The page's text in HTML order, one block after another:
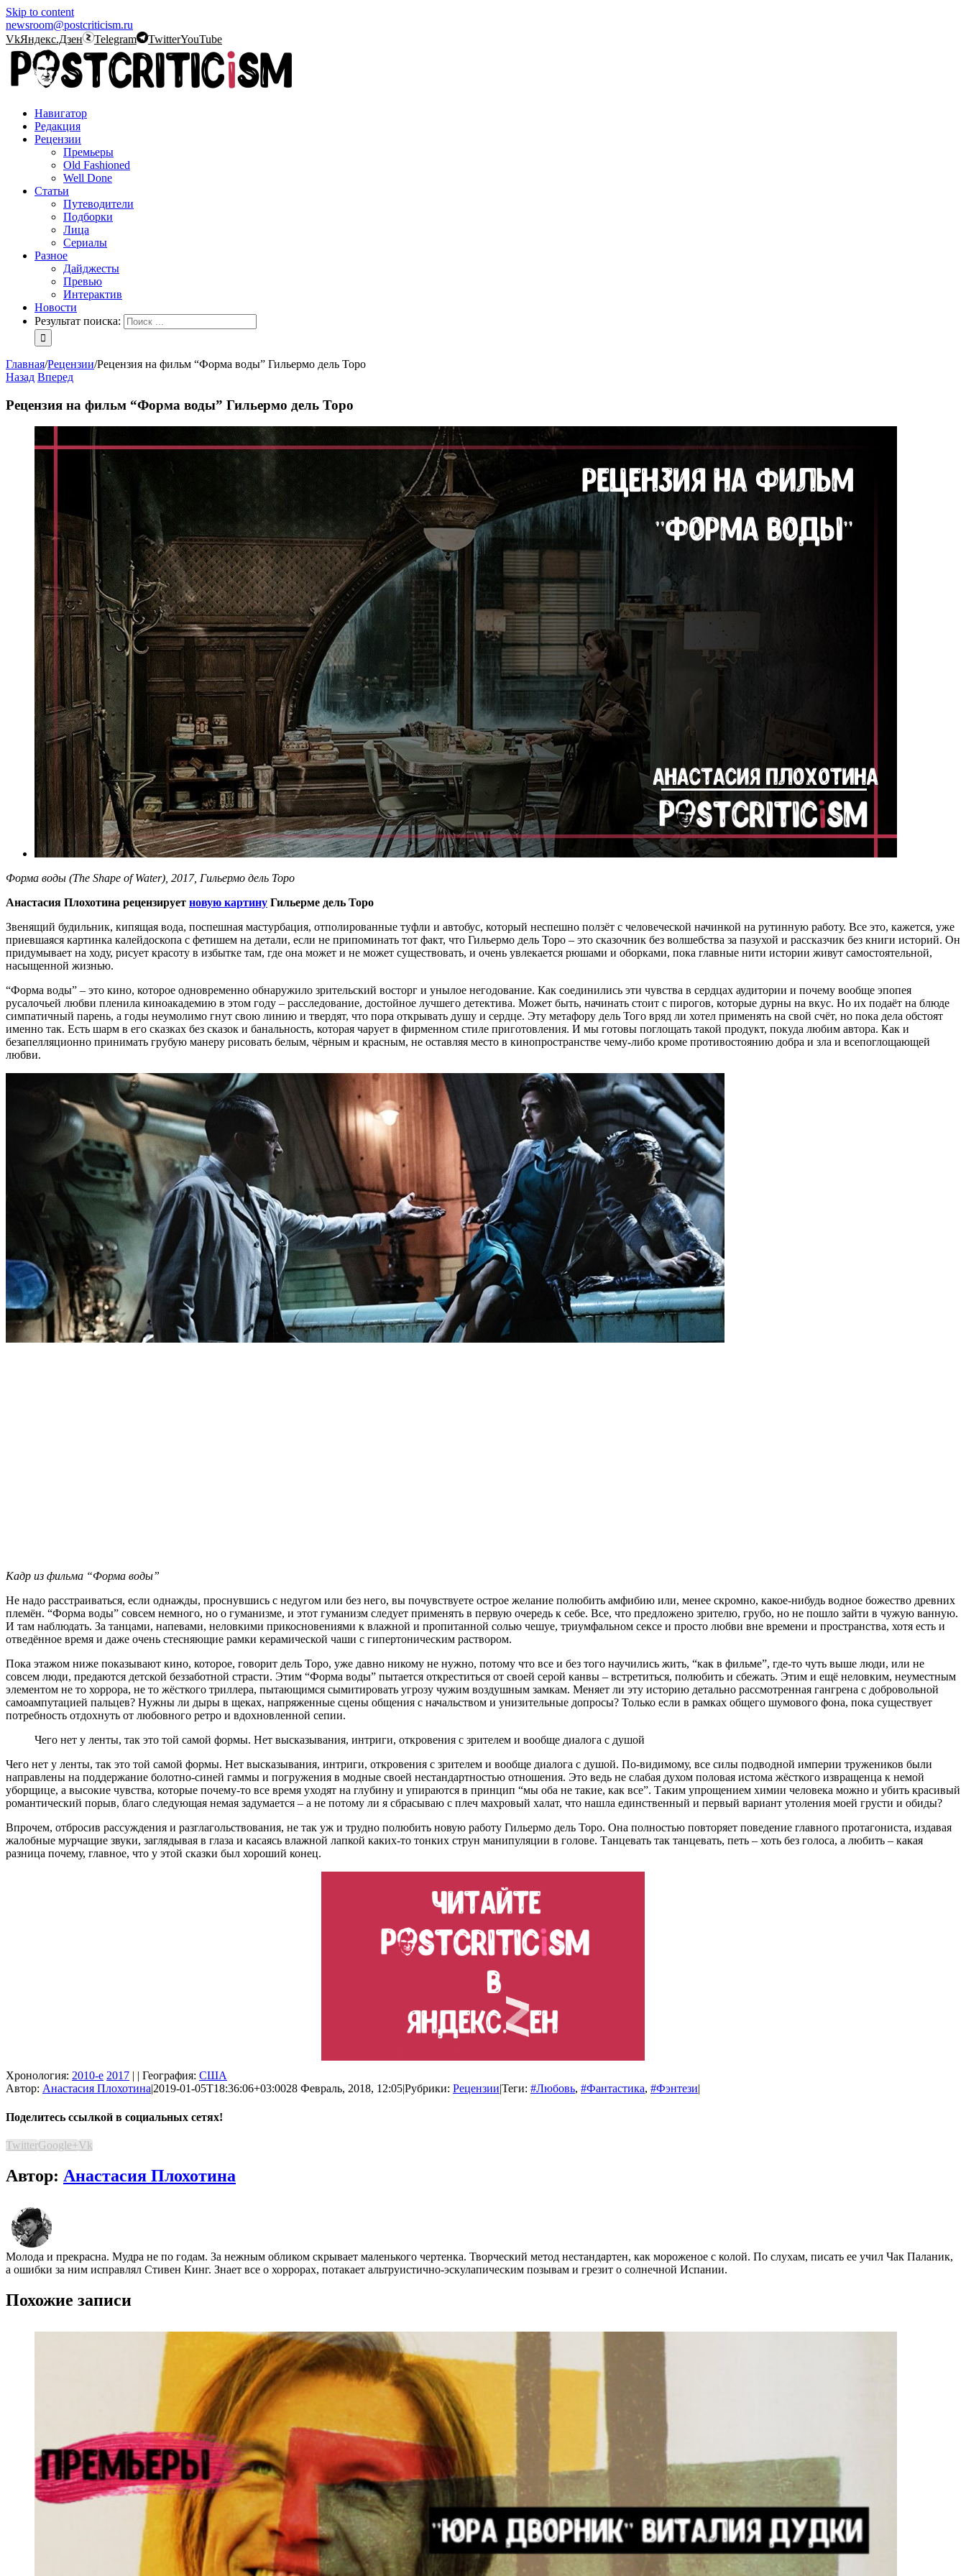
Skip to content
newsroom@postcriticism.ru
VkЯндекс.Дзен Telegram TwitterYouTube
Навигатор
Редакция
Рецензии
Премьеры
Old Fashioned
Well Done
Статьи
Путеводители
Подборки
Лица
Сериалы
Разное
Дайджесты
Превью
Интерактив
Новости
Результат поиска:
Главная/Рецензии/Рецензия на фильм “Форма воды” Гильермо дель Торо
Назад Вперед
Рецензия на фильм “Форма воды” Гильермо дель Торо
Форма воды (The Shape of Water), 2017, Гильермо дель Торо
Анастасия Плохотина рецензирует новую картину Гильерме дель Торо
Звенящий будильник, кипящая вода, поспешная мастурбация, отполированные туфли и автобус, который неспешно ползёт с человеческой начинкой на рутинную работу. Все это, кажется, уже
приевшаяся картинка калейдоскопа с фетишем на детали, если не припоминать тот факт, что Гильермо дель Торо – это сказочник без волшебства за пазухой и рассказчик без книги историй. Он
придумывает на ходу, рисует красоту в избытке там, где она может и не может существовать, и очень увлекается рюшами и оборками, пока главные нити истории живут самостоятельной,
насыщенной жизнью.
“Форма воды” – это кино, которое одновременно обнаружило зрительский восторг и унылое негодование. Как соединились эти чувства в сердцах аудитории и почему вообще эпопея
русалочьей любви пленила киноакадемию в этом году – расследование, достойное лучшего детектива. Может быть, начинать стоит с пирогов, которые дурны на вкус. Но их подаёт на блюде
симпатичный парень, а годы неумолимо гнут свою линию и твердят, что пора открывать душу и сердце. Эту метафору дель Того вряд ли хотел применять на свой счёт, но пока дела обстоят
именно так. Есть шарм в его сказках без сказок и банальность, которая чарует в фирменном стиле приготовления. И мы готовы поглощать такой продукт, покуда любим автора. Как и
безапелляционно принимать грубую манеру рисовать белым, чёрным и красным, не оставляя место в кинопространстве чему-либо кроме противостоянию добра и зла и всепоглощающей
любви.
Кадр из фильма “Форма воды”
Не надо расстраиваться, если однажды, проснувшись с недугом или без него, вы почувствуете острое желание полюбить амфибию или, менее скромно, какое-нибудь водное божество древних
племён. “Форма воды” совсем немного, но о гуманизме, и этот гуманизм следует применять в первую очередь к себе. Все, что предложено зрителю, грубо, но не пошло зайти в чужую ванную.
И там наблюдать. За танцами, напевами, неловкими прикосновениями к влажной и пропитанной солью чешуе, триумфальном сексе и просто любви вне времени и пространства, хотя есть и
отведённое время и даже очень стесняющие рамки керамической чаши с гипертоническим раствором.
Пока этажом ниже показывают кино, которое, говорит дель Торо, уже давно никому не нужно, потому что все и без того научились жить, “как в фильме”, где-то чуть выше люди, или не
совсем люди, предаются детской беззаботной страсти. Этим “Форма воды” пытается откреститься от своей серой канвы – встретиться, полюбить и сбежать. Этим и ещё неловким, неуместным
элементом не то хоррора, не то жёсткого триллера, пытающимся сымитировать угрозу чужим воздушным замкам. Меняет ли эту историю детально рассмотренная гангрена с добровольной
самоампутацией пальцев? Нужны ли дыры в щеках, напряженные сцены общения с начальством и унизительные допросы? Только если в рамках общего шумового фона, пока существует
потребность отдохнуть от любовного ретро и вдохновленной сепии.
Чего нет у ленты, так это той самой формы. Нет высказывания, интриги, откровения с зрителем и вообще диалога с душой
Чего нет у ленты, так это той самой формы. Нет высказывания, интриги, откровения с зрителем и вообще диалога с душой. По-видимому, все силы подводной империи тружеников были
направлены на поддержание болотно-синей гаммы и погружения в модные своей нестандартностью отношения. Это ведь не слабая духом половая истома жёсткого извращенца к немой
уборщице, а высокие чувства, которые почему-то все время уходят на глубину и упираются в принцип “мы оба не такие, как все”. Таким упрощением химии человека можно и убить красивый
романтический порыв, благо следующая немая задумается – а не потому ли я сбрасываю с плеч махровый халат, что нашла единственный и первый вариант утоления моей грусти и обиды?
Впрочем, отбросив рассуждения и разглагольствования, не так уж и трудно полюбить новую работу Гильермо дель Торо. Она полностью повторяет поведение главного протагониста, издавая
жалобные мурчащие звуки, заглядывая в глаза и касаясь влажной лапкой каких-то тонких струн манипуляции в голове. Танцевать так танцевать, петь – хоть без голоса, а любить – какая
разница почему, главное, что у этой сказки был хороший конец.
Хронология: 2010-е 2017 | | География: США
Автор: Анастасия Плохотина|2019-01-05T18:36:06+03:0028 Февраль, 2018, 12:05|Рубрики: Рецензии|Теги: #Любовь, #Фантастика, #Фэнтези|
Поделитесь ссылкой в социальных сетях!
TwitterGoogle+Vk
Автор: Анастасия Плохотина
Молода и прекрасна. Мудра не по годам. За нежным обликом скрывает маленького чертенка. Творческий метод нестандартен, как мороженое с колой. По слухам, писать ее учил Чак Паланик,
а ошибки за ним исправлял Стивен Кинг. Знает все о хоррорах, потакает альтруистично-эскулапическим позывам и грезит о солнечной Испании.
Похожие записи